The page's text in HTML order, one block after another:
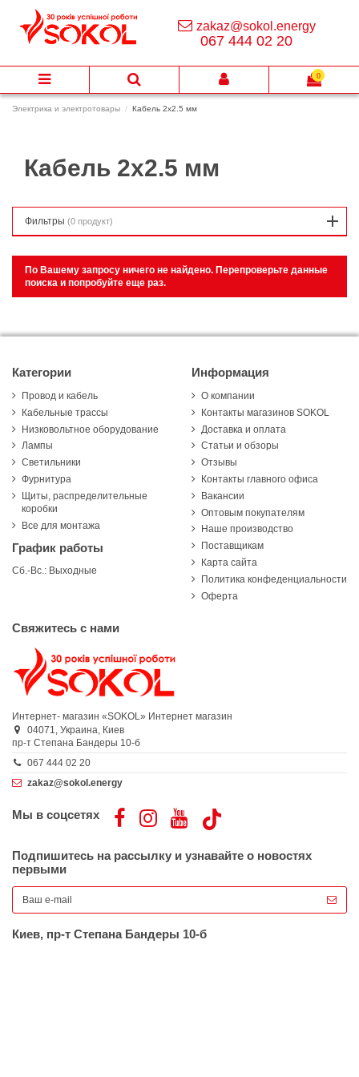
Электрика и электротовары Кабель 2х2.5 мм
Кабель 2х2.5 мм
По Вашему запросу ничего не найдено. Перепроверьте данные
поиска и попробуйте еще раз.
Фильтры (0 продукт)
zakaz@sokol.energy
067 444 02 20
0
Категории
Провод и кабель
Кабельные трассы
Низковольтное оборудование
Лампы
Светильники
Фурнитура
Щиты, распределительные
коробки
Все для монтажа
График работы
Сб.-Вс.: Выходные
Информация
О компании
Контакты магазинов SOKOL
Доставка и оплата
Статьи и обзоры
Отзывы
Контакты главного офиса
Вакансии
Оптовым покупателям
Наше производство
Поставщикам
Карта сайта
Политика конфеденциальности
Оферта
Свяжитесь с нами
Интернет- магазин «SOKOL» Интернет магазин
04071, Украина, Киев
пр-т Степана Бандеры 10-б
067 444 02 20
zakaz@sokol.energy
Мы в соцсетях
Подпишитесь на рассылку и узнавайте о новостях
первыми
Киев, пр-т Степана Бандеры 10-б